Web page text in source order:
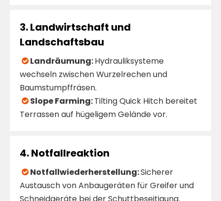
​3. Landwirtschaft und
Landschaftsbau
 Landräumung:Hydrauliksysteme
wechseln zwischen Wurzelrechen und
Baumstumpffräsen.
 ​Slope Farming:Tilting Quick Hitch bereitet
Terrassen auf hügeligem Gelände vor.
​4. Notfallreaktion
 Notfallwiederherstellung:Sicherer
Austausch von Anbaugeräten für Greifer und